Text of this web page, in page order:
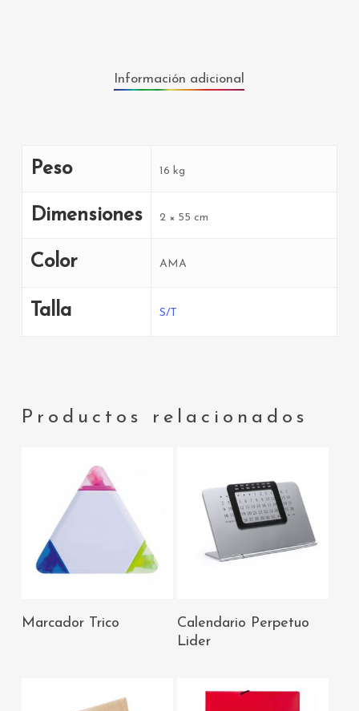
Información adicional
Peso 16 kg
Dimensiones 2 × 55 cm
Color AMA
Talla S/T
Productos relacionados
AÑADIR AL
Marcador Trico
AÑADIR AL
CARRITO
Calendario Perpetuo
Lider